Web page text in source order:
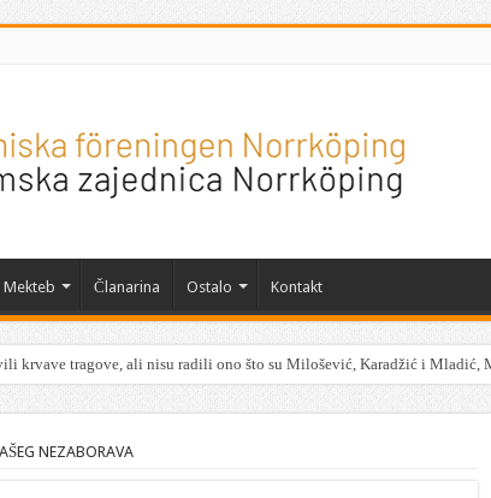
Mekteb Članarina Ostalo Kontakt
krvave tragove, ali nisu radili ono što su Milošević, Karadžić i Mladić,
NEZABORAVA